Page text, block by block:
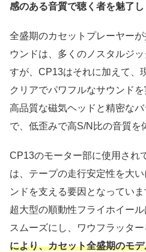
感のある音質で聴く者を魅了し
全盛期のカセットプレーヤー
ウンドは、多くのノスタルジ
すが、CP13はそれに加えて、
クリアでパワフルなサウンド
高品質な磁気ヘッドと精密な
で、低歪みで高S/N比の音質を
CP13のモーター部に使用され
は、テープの走行安定性を大
ンドを支える要因となってい
超大型の順動性フライホイー
スムーズにし、ワウフラッター
により、カセット全盛期のモ